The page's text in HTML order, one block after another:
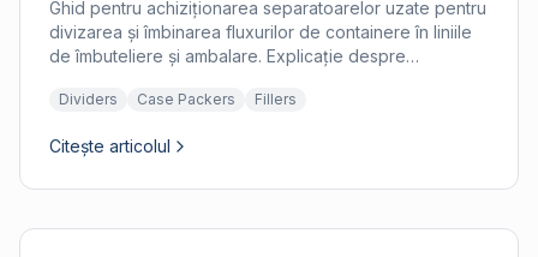
Ghid pentru achiziționarea separatoarelor uzate pentru
divizarea și îmbinarea fluxurilor de containere în liniile
de îmbuteliere și ambalare. Explicație despre
Dividers Case Packers Fillers
Citește articolul